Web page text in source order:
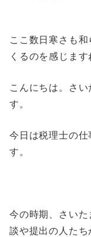
ここ数日寒さも
くるのを感じます
こんにちは。さ
す。
今日は税理士の仕
す。
今の時期、さい
談や提出の人た